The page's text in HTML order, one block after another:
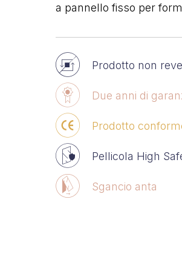
a pannello fisso per
Prodotto non
Due anni di
Prodotto
Pellicola High
Sgancio anta